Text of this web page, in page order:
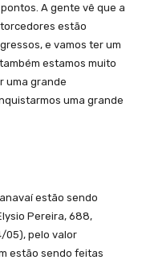
A gente vê que a
estão
e vamos ter um
estamos muito
uma grande
uma grande
estão sendo
Pereira, 688,
05), pelo valor
estão sendo feitas